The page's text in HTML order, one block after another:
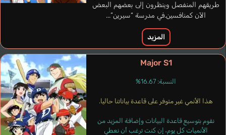
Kawamoto Naru
طريقهم المنفصل وينظرون إلى بعضهم البعض
الآن كمنافسين.في مدرسة “سيرين”...
المزيد
Major S1
النسبة: 16.67%
هذا الأنمي غير متوفر على قاعدة بياناتنا حاليا.
نقوم بتوسيع قاعدة البيانات وإضافة المزيد من
الأنميات كل يوم، إن كنت ترغب أن نعطي